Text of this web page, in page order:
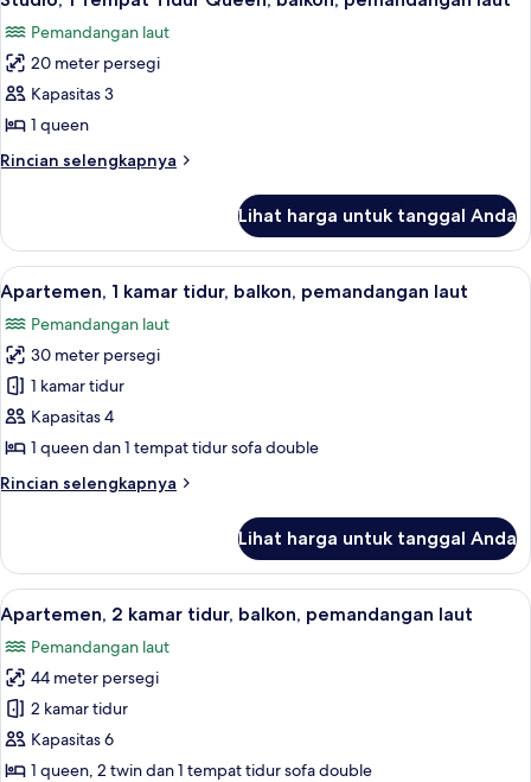
semua
foto
untuk
Studio,
1
Tempat
Tidur
balkon,
pemandangan
laut
Pemandangan laut
20 meter persegi
Kapasitas 3
1 queen
Rincian selengkapnya
Rincian
Studio,
Tempat
Tidur
Queen,
balkon,
pemandangan
laut
Lihat harga untuk tanggal Anda
Lihat
semua
foto
untuk
Apartemen,
1
kamar
balkon,
Apartemen, 1 kamar tidur, balkon,
8
Apartemen, 1 kamar tidur, balkon, pemandangan laut
Pemandangan laut
30 meter persegi
1 kamar tidur
Kapasitas 4
1 queen dan 1 tempat tidur sofa double
Rincian selengkapnya
Rincian
Apartemen,
kamar
tidur,
balkon,
pemandangan
laut
Lihat harga untuk tanggal Anda
Lihat
semua
foto
untuk
Apartemen,
2
kamar
Apartemen, 2 kamar tidur, balkon,
9
Apartemen, 2 kamar tidur, balkon, pemandangan laut
Pemandangan laut
44 meter persegi
2 kamar tidur
Kapasitas 6
1 queen, 2 twin dan 1 tempat tidur sofa double